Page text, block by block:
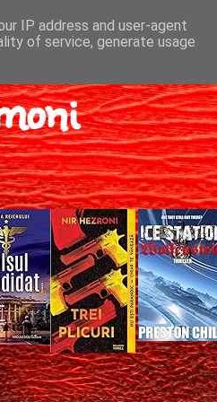
Gică
IP address and user-agent
of service, generate usage